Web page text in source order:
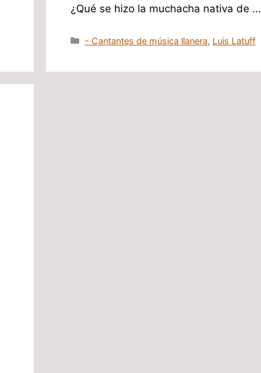
¿Qué se hizo la muchacha nativa de …
Categorías
- Cantantes de música llanera, Luis Latuff